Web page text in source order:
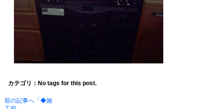
カテゴリ：No tags for this post.
前の記事へ「◆施